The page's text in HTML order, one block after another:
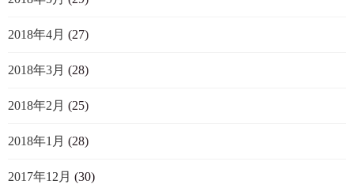
2018年4月 (27)
2018年3月 (28)
2018年2月 (25)
2018年1月 (28)
2017年12月 (30)